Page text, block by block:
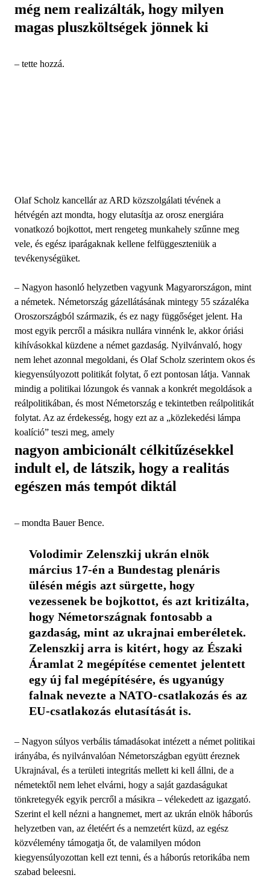
még nem realizálták, hogy milyen
magas pluszköltségek jönnek ki
– tette hozzá.
Olaf Scholz kancellár az ARD közszolgálati tévének a
hétvégén azt mondta, hogy elutasítja az orosz energiára
vonatkozó bojkottot, mert rengeteg munkahely szűnne meg
vele, és egész iparágaknak kellene felfüggeszteniük a
tevékenységüket.
– Nagyon hasonló helyzetben vagyunk Magyarországon, mint
a németek. Németország gázellátásának mintegy 55 százaléka
Oroszországból származik, és ez nagy függőséget jelent. Ha
most egyik percről a másikra nullára vinnénk le, akkor óriási
kihívásokkal küzdene a német gazdaság. Nyilvánvaló, hogy
nem lehet azonnal megoldani, és Olaf Scholz szerintem okos és
kiegyensúlyozott politikát folytat, ő ezt pontosan látja. Vannak
mindig a politikai lózungok és vannak a konkrét megoldások a
reálpolitikában, és most Németország e tekintetben reálpolitikát
folytat. Az az érdekesség, hogy ezt az a „közlekedési lámpa
koalíció” teszi meg, amely
nagyon ambicionált célkitűzésekkel
indult el, de látszik, hogy a realitás
egészen más tempót diktál
– mondta Bauer Bence.
Volodimir Zelenszkij ukrán elnök
március 17-én a Bundestag plenáris
ülésén mégis azt sürgette, hogy
vezessenek be bojkottot, és azt kritizálta,
hogy Németországnak fontosabb a
gazdaság, mint az ukrajnai emberéletek.
Zelenszkij arra is kitért, hogy az Északi
Áramlat 2 megépítése cementet jelentett
egy új fal megépítésére, és ugyanúgy
falnak nevezte a NATO-csatlakozás és az
EU-csatlakozás elutasítását is.
– Nagyon súlyos verbális támadásokat intézett a német politikai
irányába, és nyilvánvalóan Németországban együtt éreznek
Ukrajnával, és a területi integritás mellett ki kell állni, de a
németektől nem lehet elvárni, hogy a saját gazdaságukat
tönkretegyék egyik percről a másikra – vélekedett az igazgató.
Szerint el kell nézni a hangnemet, mert az ukrán elnök háborús
helyzetben van, az életéért és a nemzetért küzd, az egész
közvélemény támogatja őt, de valamilyen módon
kiegyensúlyozottan kell ezt tenni, és a háborús retorikába nem
szabad beleesni.